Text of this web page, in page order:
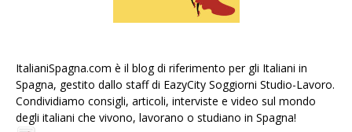
ItalianiSpagna.com è il blog di riferimento per gli Italiani in
Spagna, gestito dallo staff di EazyCity Soggiorni Studio-Lavoro.
Condividiamo consigli, articoli, interviste e video sul mondo
degli italiani che vivono, lavorano o studiano in Spagna!